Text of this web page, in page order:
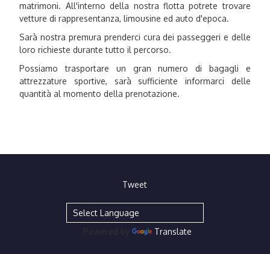
matrimoni. All'interno della nostra flotta potrete trovare
vetture di rappresentanza, limousine ed auto d'epoca.
Sarà nostra premura prenderci cura dei passeggeri e delle
loro richieste durante tutto il percorso.
Possiamo trasportare un gran numero di bagagli e
attrezzature sportive, sarà sufficiente informarci delle
quantità al momento della prenotazione.
Tweet
Translate